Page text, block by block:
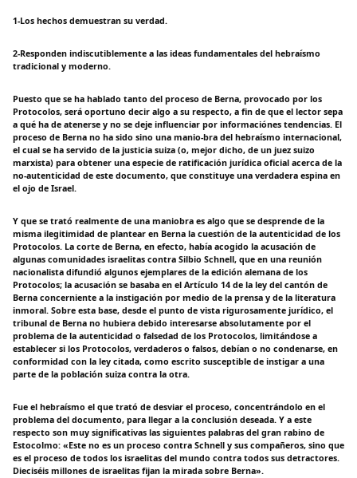
1-Los hechos demuestran su verdad.
2-Responden indiscutiblemente a las ideas fundamentales del hebraísmo
tradicional y moderno.
Puesto que se ha hablado tanto del proceso de Berna, provocado por los
Protocolos, será oportuno decir algo a su respecto, a fin de que el lector sepa
a qué ha de atenerse y no se deje influenciar por informaciónes tendencias. El
proceso de Berna no ha sido sino una manio-bra del hebraísmo internacional,
el cual se ha servido de la justicia suiza (o, mejor dicho, de un juez suizo
marxista) para obtener una especie de ratificación jurídica oficial acerca de la
no-autenticidad de este documento, que constituye una verdadera espina en
el ojo de Israel.
Y que se trató realmente de una maniobra es algo que se desprende de la
misma ilegitimidad de plantear en Berna la cuestión de la autenticidad de los
Protocolos. La corte de Berna, en efecto, había acogido la acusación de
algunas comunidades israelitas contra Silbio Schnell, que en una reunión
nacionalista difundió algunos ejemplares de la edición alemana de los
Protocolos; la acusación se basaba en el Artículo 14 de la ley del cantón de
Berna concerniente a la instigación por medio de la prensa y de la literatura
inmoral. Sobre esta base, desde el punto de vista rigurosamente jurídico, el
tribunal de Berna no hubiera debido interesarse absolutamente por el
problema de la autenticidad o falsedad de los Protocolos, limitándose a
establecer si los Protocolos, verdaderos o falsos, debían o no condenarse, en
conformidad con la ley citada, como escrito susceptible de instigar a una
parte de la población suiza contra la otra.
Fue el hebraísmo el que trató de desviar el proceso, concentrándolo en el
problema del documento, para llegar a la conclusión deseada. Y a este
respecto son muy significativas las siguientes palabras del gran rabino de
Estocolmo: «Este no es un proceso contra Schnell y sus compañeros, sino que
es el proceso de todos los israelitas del mundo contra todos sus detractores.
Dieciséis millones de israelitas fijan la mirada sobre Berna».